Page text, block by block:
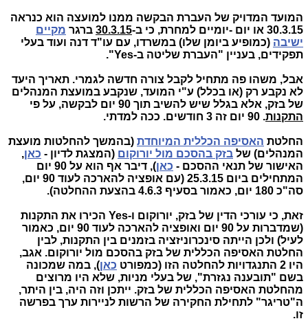
המועד המדויק של העברת הבקשה ממנו למועצה הוא כנראה
30.3.15 או יום -יומיים למחרת, כי ב-
30.3.15 ברגר מקיים
ישיבה (כמופיע ביומן שלו) במשרדו, עם עו"ד דנה ועוד בעלי
תפקידים, בעניין "העברת שליטה ב-Yes".
אבל, משהו פה מתחיל לקבל צורה חדשה לגמרי. תאריך היעד
לא נקבע רק (או בכלל) ע"י המועד, שנקבע במועצת המנהלים
של בזק, אלא בגלל שיש להשיב תוך 90 יום לבקשה, על פי
התקנות. 90 יום זה 3 חודשים. ככה למדתי.
החלטת האסיפה הכללית המיוחדת (בהמשך להחלטות מועצת
המנהלים) של בזק בהסכם מול יורוקום (המצגת לדיון - כאן,
האישור של תנאי ההסכם - כאן
), דיבר אף הוא על 90 יום
המתחילים ביום 25.3.15 (עם אופציה להארכה לעוד 90 יום,
סה"כ 180 יום, כאמור בסעיף 4.6.3 בהצעת ההחלטה).
זאת, כי עורכי הדין של בזק, יורוקום ו-Yes הכירו את התקנות
(שמדברות על 90 יום ואופציה להארכה לעוד 90 יום, כאמור
לעיל) ולכן הייתה סינכרוניזציה בזמנים בין התקנות, לבין
החלטת האסיפה הכללית של בזק בהסכם מול יורוקום. אגב,
היו 2 התנגדויות להחלטה הזו (כמפורט
כאן), במה שמכונה
בשם "תובענה נגזרת", של בעלי מניות, שלא היו מרוצים
מהחלטת האסיפה הכללית של בזק. ייתכן וזה היה, בין היתר,
ה"טריגר" לתחילת החקירה של הרשות לניירות ערך בפרשה
זו.